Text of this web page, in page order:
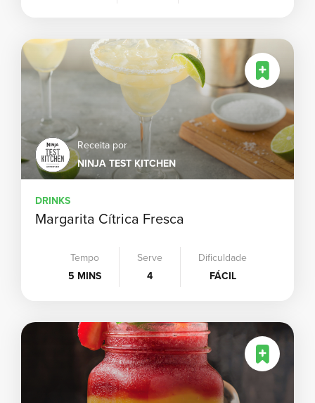
Receita por
NINJA TEST KITCHEN
DRINKS
Margarita Cítrica Fresca
Tempo
5 MINS
Serve
4
Dificuldade
FÁCIL